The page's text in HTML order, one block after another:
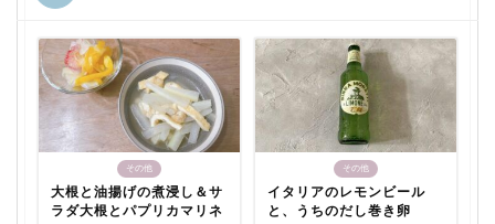
その他
大根と油揚げの煮浸し＆サ
ラダ大根とパプリカマリネ
その他
イタリアのレモンビール
と、うちのだし巻き卵